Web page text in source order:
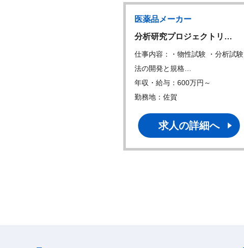
医薬品メーカー
分析研究プロジェクトリ…
仕事内容：・物性試験 ・分析試験
法の開発と規格…
年収・給与：600万円～
勤務地：佐賀
求人の詳細へ